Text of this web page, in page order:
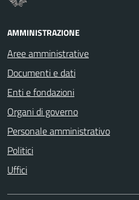
AMMINISTRAZIONE
Aree amministrative
Documenti e dati
Enti e fondazioni
Organi di governo
Personale amministrativo
Politici
Uffici